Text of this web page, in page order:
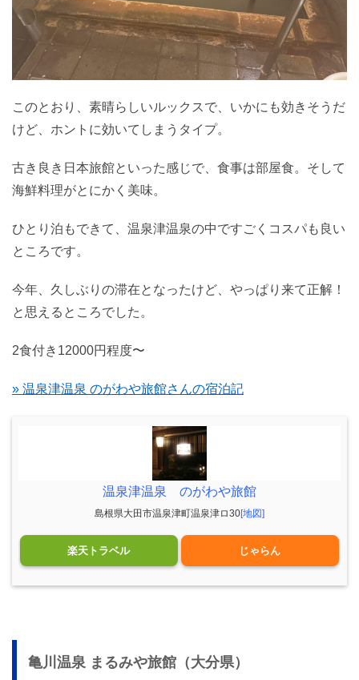
このとおり、素晴らしいルックスで、いかにも効きそうだ
けど、ホントに効いてしまうタイプ。
古き良き日本旅館といった感じで、食事は部屋食。そして
海鮮料理がとにかく美味。
ひとり泊もできて、温泉津温泉の中ですごくコスパも良い
ところです。
今年、久しぶりの滞在となったけど、やっぱり来て正解！
と思えるところでした。
2食付き12000円程度〜
» 温泉津温泉 のがわや旅館さんの宿泊記
温泉津温泉 のがわや旅館
島根県大田市温泉津町温泉津ロ30[地図]
楽天トラベル じゃらん
亀川温泉 まるみや旅館（大分県）